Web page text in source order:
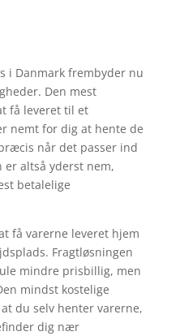
i Danmark frembyder nu
Den mest
få leveret til et
nemt for dig at hente de
når det passer ind
er altså yderst nem,
betalelige
få varerne leveret hjem
Fragtløsningen
mindre prisbillig, men
mindst kostelige
du selv henter varerne,
dig nær